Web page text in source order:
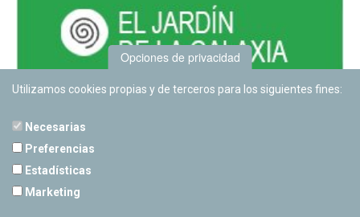
Opciones de privacidad
Utilizamos cookies propias y de terceros para los siguientes fines:
Necesarias
Preferencias
Estadísticas
Marketing